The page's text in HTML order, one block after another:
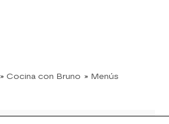
» Cocina con Bruno » Menús